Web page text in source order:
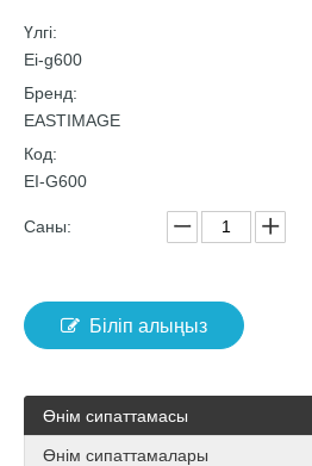
Үлгі:
Ei-g600
Бренд:
EASTIMAGE
Код:
EI-G600
Саны:
Біліп алыңыз
Өнім сипаттамасы
Өнім сипаттамалары